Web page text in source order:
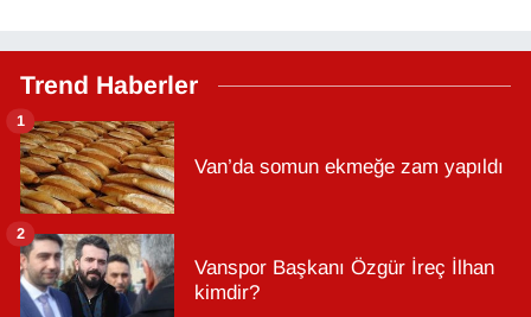
Trend Haberler
Van’da somun ekmeğe zam yapıldı
1
Vanspor Başkanı Özgür İreç İlhan
kimdir?
2